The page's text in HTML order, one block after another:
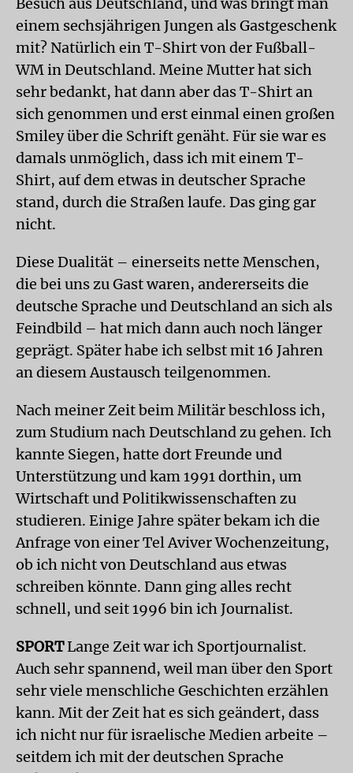
einem sechsjährigen Jungen als Gastgeschenk
mit? Natürlich ein T-Shirt von der Fußball-
WM in Deutschland. Meine Mutter hat sich
sehr bedankt, hat dann aber das T-Shirt an
sich genommen und erst einmal einen großen
Smiley über die Schrift genäht. Für sie war es
damals unmöglich, dass ich mit einem T-
Shirt, auf dem etwas in deutscher Sprache
stand, durch die Straßen laufe. Das ging gar
nicht.
Diese Dualität – einerseits nette Menschen,
die bei uns zu Gast waren, andererseits die
deutsche Sprache und Deutschland an sich als
Feindbild – hat mich dann auch noch länger
geprägt. Später habe ich selbst mit 16 Jahren
an diesem Austausch teilgenommen.
Nach meiner Zeit beim Militär beschloss ich,
zum Studium nach Deutschland zu gehen. Ich
kannte Siegen, hatte dort Freunde und
Unterstützung und kam 1991 dorthin, um
Wirtschaft und Politikwissenschaften zu
studieren. Einige Jahre später bekam ich die
Anfrage von einer Tel Aviver Wochenzeitung,
ob ich nicht von Deutschland aus etwas
schreiben könnte. Dann ging alles recht
schnell, und seit 1996 bin ich Journalist.
SPORTLange Zeit war ich Sportjournalist.
Auch sehr spannend, weil man über den Sport
sehr viele menschliche Geschichten erzählen
kann. Mit der Zeit hat es sich geändert, dass
ich nicht nur für israelische Medien arbeite –
seitdem ich mit der deutschen Sprache